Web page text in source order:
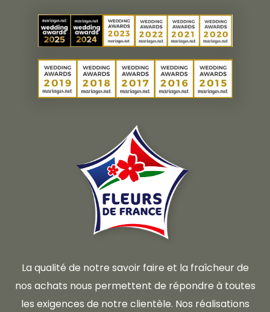
La qualité de notre savoir faire et la fraîcheur de
nos achats nous permettent de répondre à toutes
les exigences de notre clientèle. Nos réalisations